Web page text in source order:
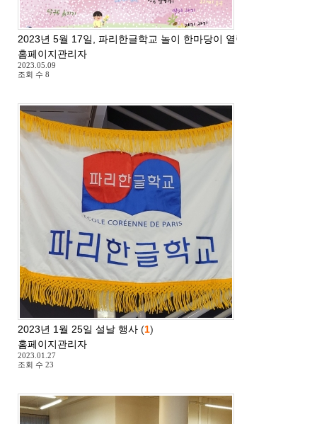
2023년 5월 17일, 파리한글학교 놀이 한마당이 열립니다.
홈페이지관리자
2023.05.09
조회 수 8
2023년 1월 25일 설날 행사 (1)
홈페이지관리자
2023.01.27
조회 수 23